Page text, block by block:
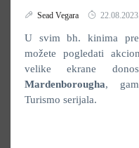
Sead Vegara 22.08.2023.
U svim bh. kinima
možete pogledati
velike ekrane
Mardenborougha,
Turismo serijala.